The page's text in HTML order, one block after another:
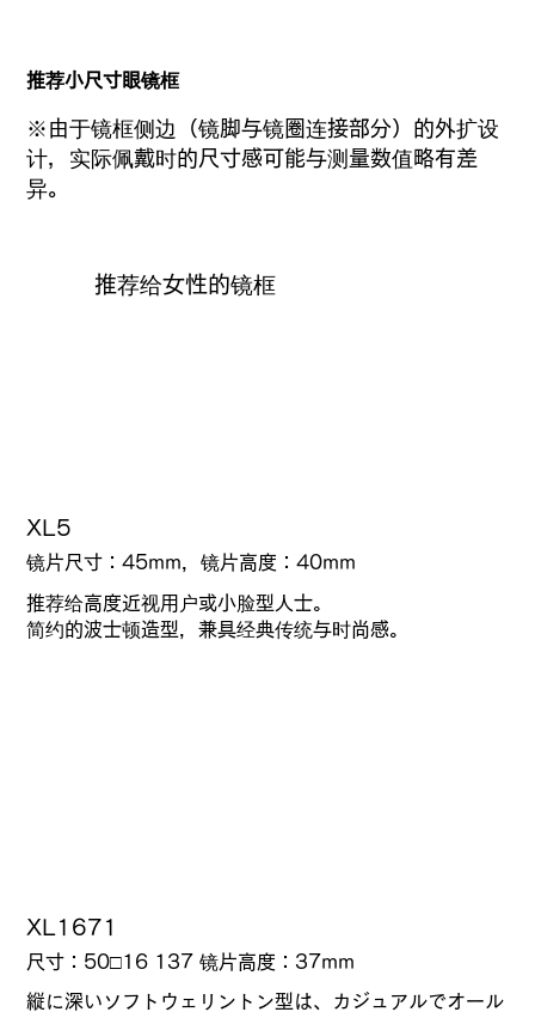
推荐小尺寸眼镜框
※由于镜框侧边（镜脚与镜圈连接部分）的外扩设
计，实际佩戴时的尺寸感可能与测量数值略有差
异。
推荐给女性的镜框
XL5
镜片尺寸：45mm，镜片高度：40mm
推荐给高度近视用户或小脸型人士。
简约的波士顿造型，兼具经典传统与时尚感。
XL1671
尺寸：50□16 137 镜片高度：37mm
縦に深いソフトウェリントン型は、カジュアルでオール